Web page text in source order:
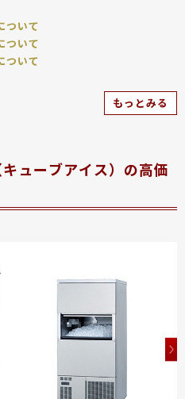
ついて
ついて
ついて
もっとみる
ューブアイス）の高価